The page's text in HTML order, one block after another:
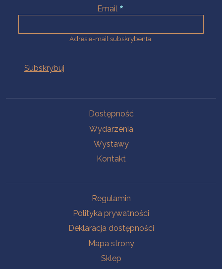
Email
Adres e-mail subskrybenta.
Dostępność
Wydarzenia
Wystawy
Kontakt
Regulamin
Polityka prywatności
Deklaracja dostępności
Mapa strony
Sklep